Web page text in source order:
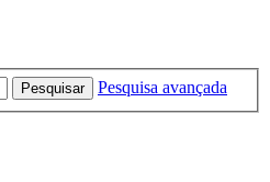
Pesquisar
Pesquisa avançada